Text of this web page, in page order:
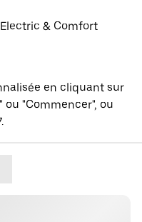
& Comfort
en cliquant sur
"Commencer", ou